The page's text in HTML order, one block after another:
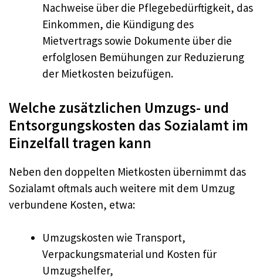
Nachweise über die Pflegebedürftigkeit, das
Einkommen, die Kündigung des
Mietvertrags sowie Dokumente über die
erfolglosen Bemühungen zur Reduzierung
der Mietkosten beizufügen.
Welche zusätzlichen Umzugs- und
Entsorgungskosten das Sozialamt im
Einzelfall tragen kann
Neben den doppelten Mietkosten übernimmt das
Sozialamt oftmals auch weitere mit dem Umzug
verbundene Kosten, etwa:
Umzugskosten wie Transport,
Verpackungsmaterial und Kosten für
Umzugshelfer,